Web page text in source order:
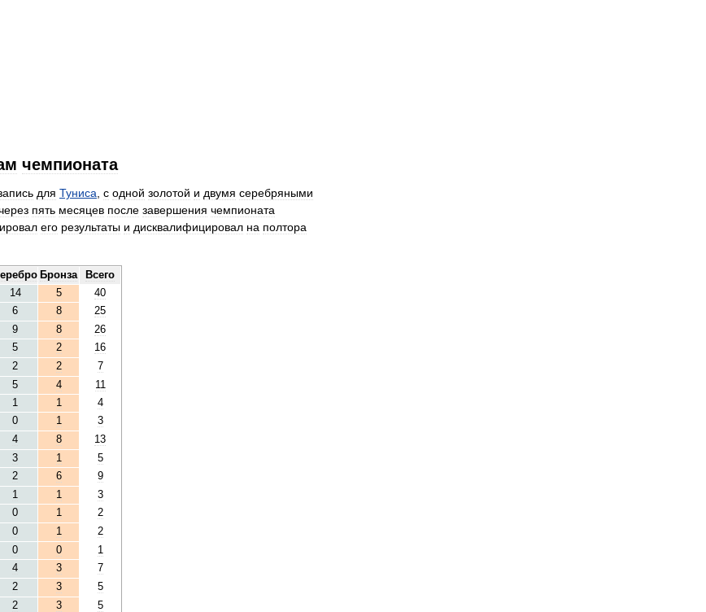
чемпионата
для Туниса с одной золотой и двумя серебряными
пять месяцев после завершения чемпионата
его результаты и дисквалифицировал на полтора
Бронза
Всего
14 5
40
6 8
25
9 8
26
5 2
16
2 2
7
5 4
11
1 1
4
0 1
3
4 8
13
3 1
5
2 6
9
1 1 3
0 1
2
0 1
2
0 0
1
4 3 7
2 3
5
2 3
5